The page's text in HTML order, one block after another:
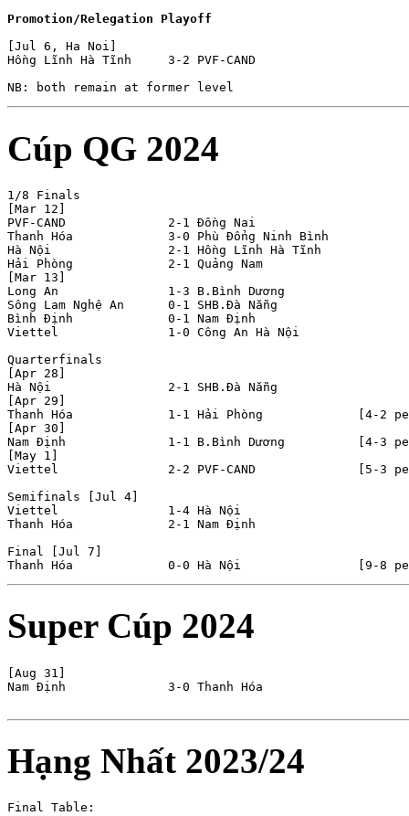
Promotion/Relegation Playoff
[Jul 6, Ha Noi]
Hồng Lĩnh Hà Tĩnh     3-2 PVF-CAND
Cúp QG 2024
1/8 Finals
[Mar 12]
PVF-CAND              2-1 Đồng Nai
Thanh Hóa             3-0 Phù Đổng Ninh Bình
Hà Nội                2-1 Hồng Lĩnh Hà Tĩnh
Hải Phòng             2-1 Quảng Nam
[Mar 13]
Long An               1-3 B.Bình Dương
Sông Lam Nghệ An      0-1 SHB.Đà Nẵng
Bình Định             0-1 Nam Định
Viettel               1-0 Công An Hà Nội
Quarterfinals
[Apr 28]
Hà Nội                2-1 SHB.Đà Nẵng
[Apr 29]
Thanh Hóa             1-1 Hải Phòng             [4-2
[Apr 30]
Nam Định              1-1 B.Bình Dương          [4-3
[May 1]
Viettel               2-2 PVF-CAND              [5-3
Semifinals [Jul 4]
Viettel               1-4 Hà Nội
Thanh Hóa             2-1 Nam Định
Final [Jul 7]
Super Cúp 2024
[Aug 31]
Nam Định              3-0 Thanh Hóa
Hạng Nhất 2023/24
Final Table: